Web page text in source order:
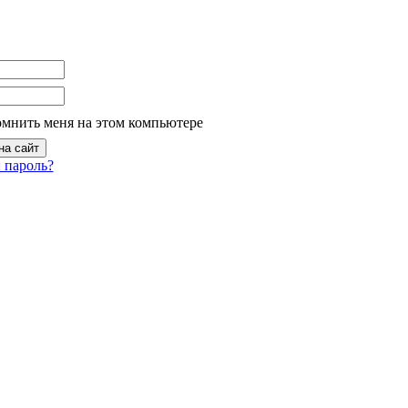
меня на этом компьютере